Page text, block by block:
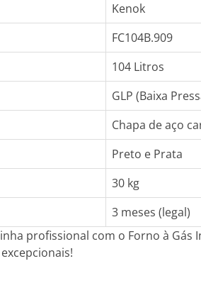
Kenok
FC104B.909
104 Litros
GLP (Baixa
Chapa de aço
Preto e Prata
30 kg
3 meses (legal)
profissional com o Forno à